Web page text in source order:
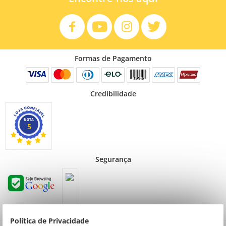
Política de Privacidade
Formas de Pagamento
Credibilidade
5
Segurança